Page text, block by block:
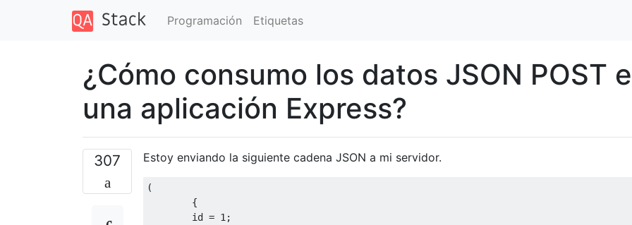
Programación Etiquetas
¿Cómo consumo los datos JSON POST
una aplicación Express?
307 Estoy enviando la siguiente cadena JSON a mi servidor.
(
{
        id
= 1 ;